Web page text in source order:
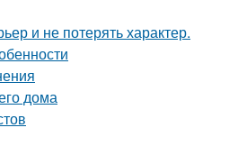
и не потерять характер.
дома